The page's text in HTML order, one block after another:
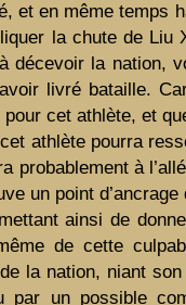
et en même temps
la chute de Liu
décevoir la nation,
livré bataille.
cet athlète, et
athlète pourra
probablement à
un point
ainsi de
de cette
la nation, niant
par un possible